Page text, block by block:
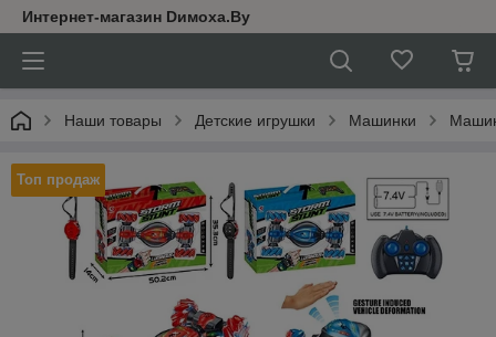
Интернет-магазин Dимoхa.By
Наши товары Детские игрушки Машинки
Топ продаж